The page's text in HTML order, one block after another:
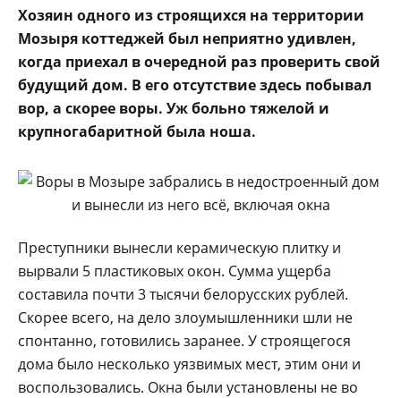
Хозяин одного из строящихся на территории
Мозыря коттеджей был неприятно удивлен,
когда приехал в очередной раз проверить свой
будущий дом. В его отсутствие здесь побывал
вор, а скорее воры. Уж больно тяжелой и
крупногабаритной была ноша.
Преступники вынесли керамическую плитку и
вырвали 5 пластиковых окон. Сумма ущерба
составила почти 3 тысячи белорусских рублей.
Скорее всего, на дело злоумышленники шли не
спонтанно, готовились заранее. У строящегося
дома было несколько уязвимых мест, этим они и
воспользовались. Окна были установлены не во